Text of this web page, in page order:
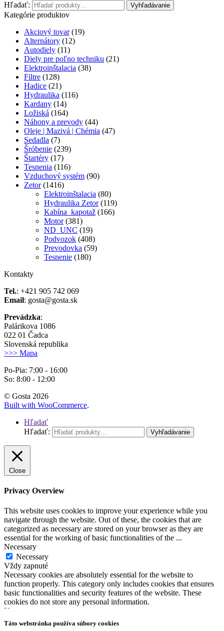
Hľadať:
Vyhľadávanie
Kategórie produktov
Akciový tovar (19)
Alternátory (12)
Autodiely (11)
Diely pre poľno techniku (21)
Elektroinštalacia (38)
Filtre (128)
Hadice (21)
Hydraulika (116)
Kardany (14)
Ložiská (164)
Náhony a prevody (44)
Oleje | Mazivá | Chémia (47)
Sedadla (7)
Šróbenie (239)
Štartéry (17)
Tesnenia (116)
Vzduchový systém (90)
Zetor (1416)
Elektroinštalacia (80)
Hydraulika Zetor (119)
Kabína_kapotaž (166)
Motor (381)
ND_UNC (19)
Podvozok (408)
Prevodovka (59)
Tesnenie (180)
Kontakty
Tel.: +421 905 742 069
Email: gosta@gosta.sk
Prevádzka:
Palárikova 1086
022 01 Čadca
Slovenská republika
>>> Mapa
Po-Pia: 7:00 - 16:00
So: 8:00 - 12:00
© Gosta 2026
Built with WooCommerce.
Hľadať
Hľadať:
Vyhľadávanie
Táto webstránka používa súbory cookies
Close
Privacy Overview
This website uses cookies to improve your experience while you
navigate through the website. Out of these, the cookies that are
categorized as necessary are stored on your browser as they are
essential for the working of basic functionalities of the ...
Necessary
Necessary
Vždy zapnuté
Necessary cookies are absolutely essential for the website to
function properly. This category only includes cookies that ensures
basic functionalities and security features of the website. These
cookies do not store any personal information.
Non-necessary
Non-necessary